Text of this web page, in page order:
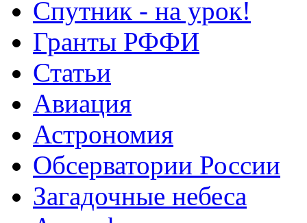
Спутник - на урок!
Гранты РФФИ
Статьи
Авиация
Астрономия
Обсерватории России
Загадочные небеса